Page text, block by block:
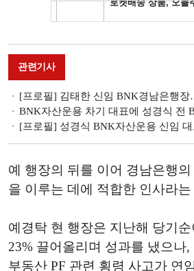
관련기사
[프로필] 김태한 신임 BNK경남은행장…
BNK자산운용 차기 대표에 성경식 전 BNK투자증권 총괄
[프로필] 성경식 BNK자산운용 신임 대표 후보…은행
예 행장의 뒤를 이어 경남은행
을 이루는 데에 적합한 인사라
예경탁 현 행장은 지난해 당기순
23% 끌어올리며 성과를 냈으나,
부동산 PF 관련 횡령 사고가 연